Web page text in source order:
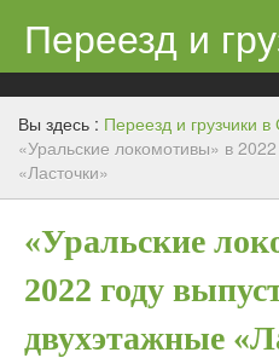
Контакты
Цены
Новости
Вы здесь : Переезд и грузчики
«Уральские локомотивы» в
«Ласточки»
«Уральские
2022 году
двухэтажные